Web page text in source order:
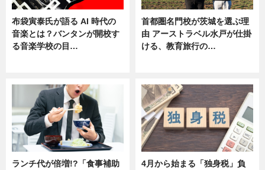
布袋寅泰氏が語る AI 時代の
音楽とは？バンタンが開校す
る音楽学校の目…
首都圏名門校が茨城を選ぶ理
由 アーストラベル水戸が仕掛
ける、教育旅行の…
ランチ代が倍増!?「食事補助
4月から始まる「独身税」負